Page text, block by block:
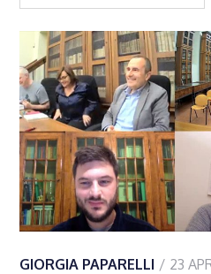
GIORGIA PAPARELLI
23